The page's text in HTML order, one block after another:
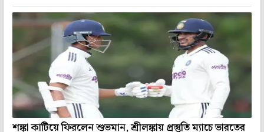
শঙ্কা কাটিয়ে ফিরলেন শুভমান, শ্রীলঙ্কায় প্রস্তুতি ম্যাচে ভারতের